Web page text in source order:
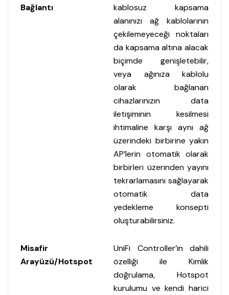
Bağlantı
kablosuz kapsama
alanınızı ağ kablolarının
çekilemeyeceği noktaları
da kapsama altına alacak
biçimde genişletebilir,
veya ağınıza kablolu
olarak bağlanan
cihazlarınızın data
iletişiminin kesilmesi
ihtimaline karşı aynı ağ
üzerindeki birbirine yakın
AP’lerin otomatik olarak
birbirleri üzerinden yayını
tekrarlamasını sağlayarak
otomatik data
yedekleme konsepti
oluşturabilirsiniz.
Misafir
Arayüzü/Hotspot
UniFi Controller’in dahili
özelliği ile Kimlik
doğrulama, Hotspot
kurulumu ve kendi harici